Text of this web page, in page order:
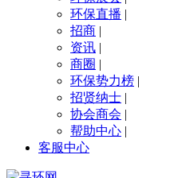
环保直播 |
招商 |
资讯 |
商圈 |
环保势力榜 |
招贤纳士 |
协会商会 |
帮助中心 |
客服中心